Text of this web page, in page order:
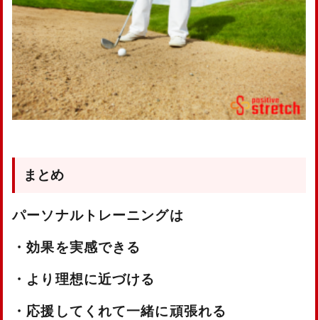
まとめ
パーソナルトレーニングは
・効果を実感できる
・より理想に近づける
・応援してくれて一緒に頑張れる